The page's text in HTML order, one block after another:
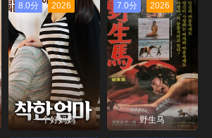
8.0分 2026
一个好妈妈
7.0分 2026
野生马